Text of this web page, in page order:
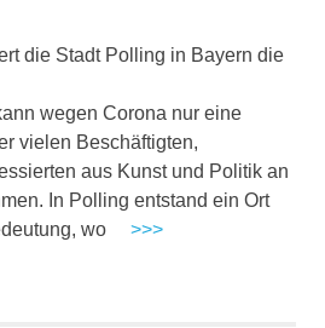
die Stadt Polling in Bayern die
wegen Corona nur eine
vielen Beschäftigten,
aus Kunst und Politik an
In Polling entstand ein Ort
wo >>>